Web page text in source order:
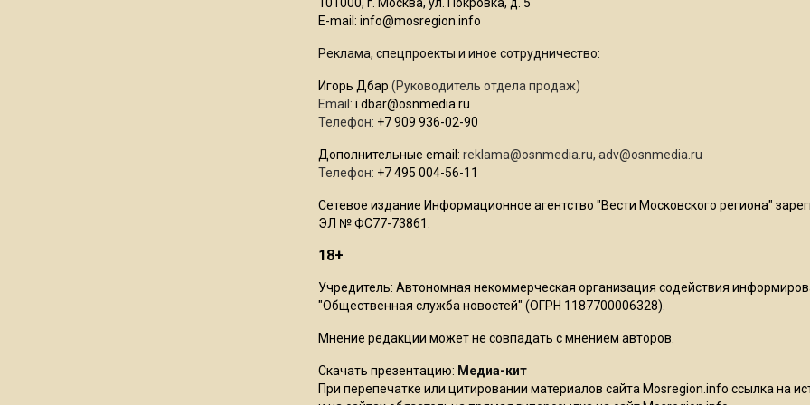
E-mail: info@mosregion.info
Реклама, спецпроекты и иное сотрудничество:
Игорь Дбар (Руководитель отдела продаж)
Email: i.dbar@osnmedia.ru
Телефон: +7 909 936-02-90
Дополнительные email: reklama@osnmedia.ru, adv@osnmedia.ru
Телефон: +7 495 004-56-11
Сетевое издание Информационное агентство "Вести Московского региона"
ЭЛ № ФС77-73861.
18+
Учредитель: Автономная некоммерческая организация содействия
"Общественная служба новостей" (ОГРН 1187700006328).
Мнение редакции может не совпадать с мнением авторов.
Скачать презентацию: Медиа-кит
При перепечатке или цитировании материалов сайта Mosregion.info ссылка на